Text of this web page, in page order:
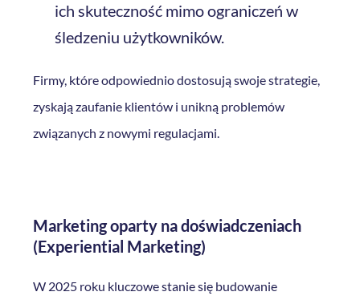
ich skuteczność mimo ograniczeń w
śledzeniu użytkowników.
Firmy, które odpowiednio dostosują swoje strategie,
zyskają zaufanie klientów i unikną problemów
związanych z nowymi regulacjami.
Marketing oparty na doświadczeniach
(Experiential Marketing)
W 2025 roku kluczowe stanie się budowanie